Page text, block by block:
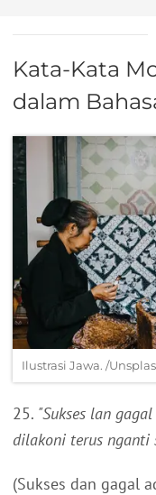
Kata-Kata
dalam
Ilustrasi Jawa. /
25. "Sukses lan
dilakoni terus nganti
(Sukses dan gagal